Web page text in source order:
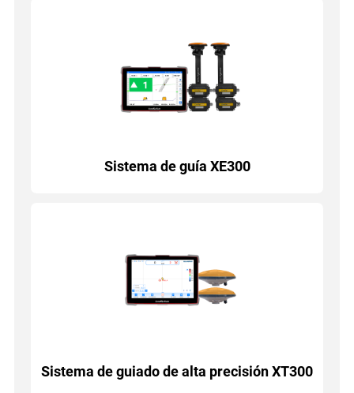
Sistema de guía XE300
Sistema de guiado de alta precisión XT300